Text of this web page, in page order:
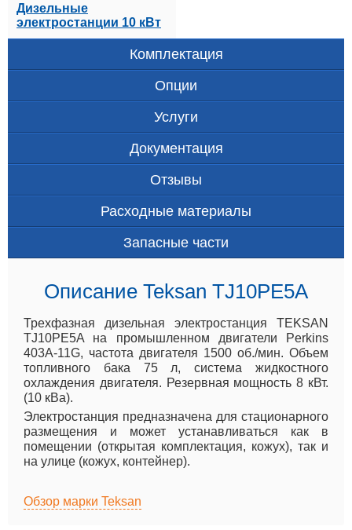
Дизельные
электростанции 10 кВт
Комплектация
Опции
Услуги
Документация
Отзывы
Расходные материалы
Запасные части
Описание Teksan TJ10PE5A
Трехфазная дизельная электростанция TEKSAN
TJ10PE5A на промышленном двигатели Perkins
403A-11G, частота двигателя 1500 об./мин. Объем
топливного бака 75 л, система жидкостного
охлаждения двигателя. Резервная мощность 8 кВт.
(10 кВа).
Электростанция предназначена для стационарного
размещения и может устанавливаться как в
помещении (открытая комплектация, кожух), так и
на улице (кожух, контейнер).
Обзор марки Teksan